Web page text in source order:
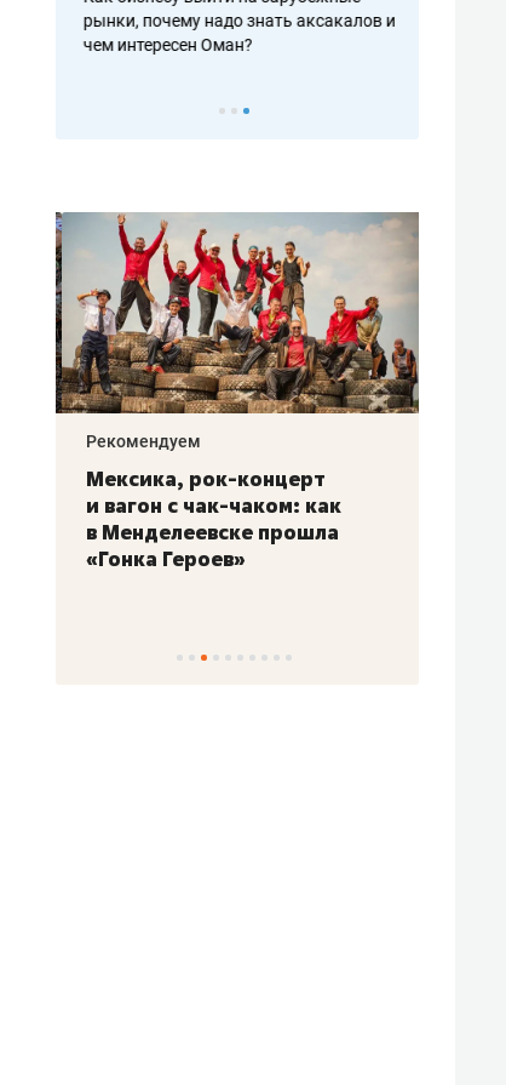
рынки, почему надо знать аксакалов и
чем интересен Оман?
Рекомендуем
Мексика, рок-концерт
и вагон с чак-чаком: как
в Менделеевске прошла
«Гонка Героев»